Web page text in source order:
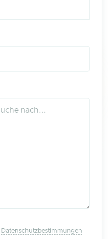
Datenschutzbestimmungen